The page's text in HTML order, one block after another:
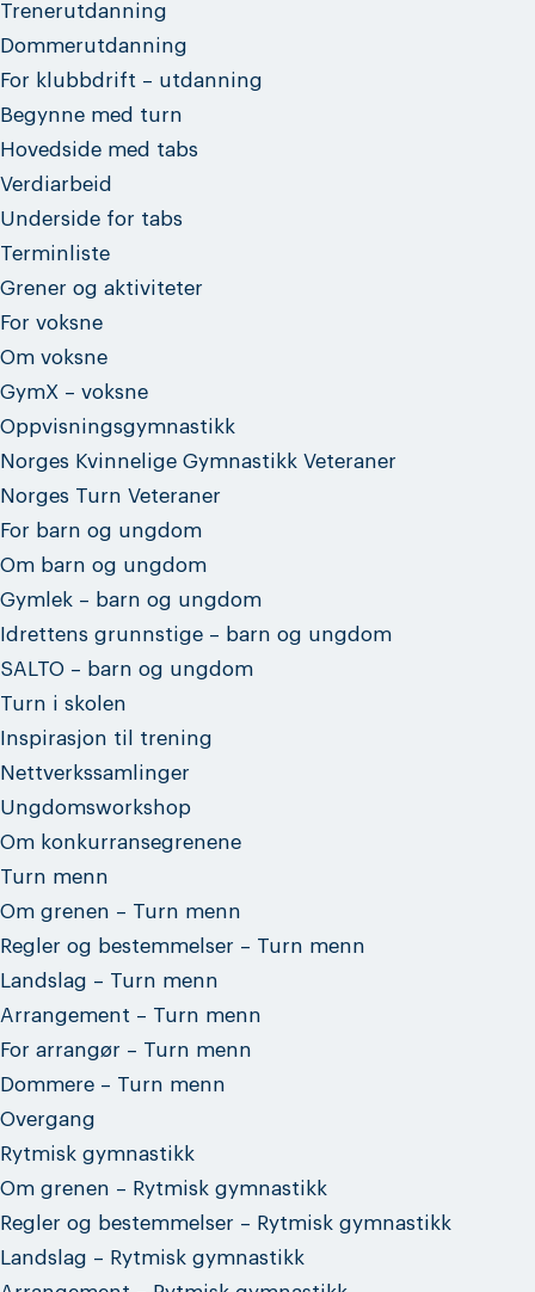
Trenerutdanning
Dommerutdanning
For klubbdrift – utdanning
Begynne med turn
Hovedside med tabs
Verdiarbeid
Underside for tabs
Terminliste
Grener og aktiviteter
For voksne
Om voksne
GymX – voksne
Oppvisningsgymnastikk
Norges Kvinnelige Gymnastikk Veteraner
Norges Turn Veteraner
For barn og ungdom
Om barn og ungdom
Gymlek – barn og ungdom
Idrettens grunnstige – barn og ungdom
SALTO – barn og ungdom
Turn i skolen
Inspirasjon til trening
Nettverkssamlinger
Ungdomsworkshop
Om konkurransegrenene
Turn menn
Om grenen – Turn menn
Regler og bestemmelser – Turn menn
Landslag – Turn menn
Arrangement – Turn menn
For arrangør – Turn menn
Dommere – Turn menn
Overgang
Rytmisk gymnastikk
Om grenen – Rytmisk gymnastikk
Regler og bestemmelser – Rytmisk gymnastikk
Landslag – Rytmisk gymnastikk